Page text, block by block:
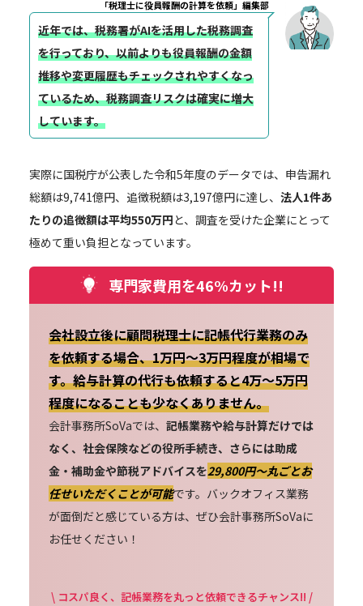
「税理士に役員報酬の計算を依頼」編集部
近年では、税務署がAIを活用した税務調査
を行っており、以前よりも役員報酬の金額
推移や変更履歴もチェックされやすくなっ
ているため、税務調査リスクは確実に増大
しています。
実際に国税庁が公表した令和5年度のデータでは、申告漏れ
総額は9,741億円、追徴税額は3,197億円に達し、 法人1件あ
たりの追徴額は平均550万円と、調査を受けた企業にとって
極めて重い負担となっています。
専門家費用を46%カット!!
会社設立後に顧問税理士に記帳代行業務のみ
を依頼する場合、1万円～3万円程度が相場で
す。給与計算の代行も依頼すると4万～5万円
程度になることも少なくありません。
会計事務所SoVaでは、 記帳業務や給与計算だけでは
なく、社会保険などの役所手続き、さらには助成
金・補助金や節税アドバイスを29,800円〜丸ごとお
任せいただくことが可能です。バックオフィス業務
が面倒だと感じている方は、ぜひ会計事務所SoVaに
お任せください！
\ コスパ良く、記帳業務を丸っと依頼できるチャンス!! /